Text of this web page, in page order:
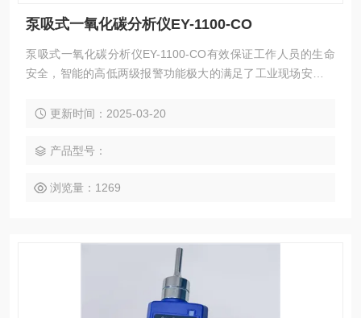
泵吸式一氧化碳分析仪EY-1100-CO
泵吸式一氧化碳分析仪EY-1100-CO有效保证工作人员的生命
安全，智能的高低两级报警功能极大的满足了工业现场安全监
用，本产品广泛应用于石油、化工、冶金、炼化、生物制药、
更新时间：2025-03-20
产品型号：
浏览量：1269